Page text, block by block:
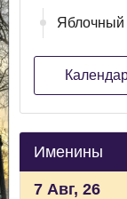
Именины
7 Авг, 26